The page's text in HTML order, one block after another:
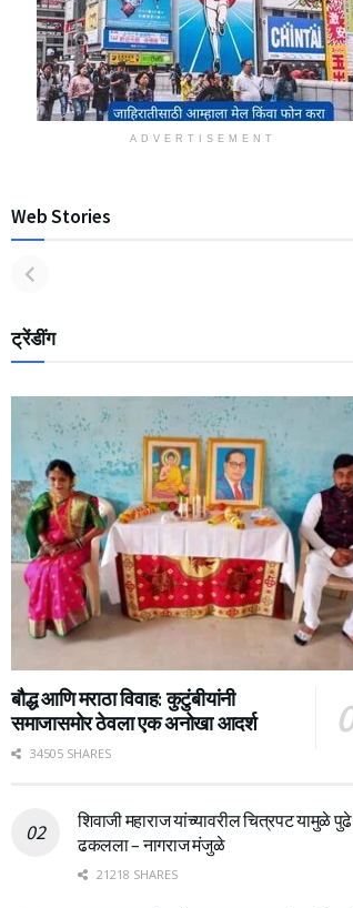
ADVERTISEMENT
Web Stories
ट्रेंडींग
बौद्ध आणि मराठा विवाह: कुटुंबीयांनी
समाजासमोर ठेवला एक अनोखा आदर्श
34505 SHARES
शिवाजी महाराज यांच्यावरील चित्रपट यामुळे पुढे
ढकलला – नागराज मंजुळे
21218 SHARES